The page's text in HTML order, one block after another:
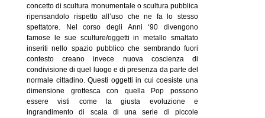
concetto di scultura monumentale o scultura pubblica
ripensandolo rispetto all’uso che ne fa lo stesso
spettatore. Nel corso degli Anni ‘90 divengono
famose le sue sculture/oggetti in metallo smaltato
inseriti nello spazio pubblico che sembrando fuori
contesto creano invece nuova coscienza di
condivisione di quel luogo e di presenza da parte del
normale cittadino. Questi oggetti in cui coesiste una
dimensione grottesca con quella Pop possono
essere visti come la giusta evoluzione e
ingrandimento di scala di una serie di piccole